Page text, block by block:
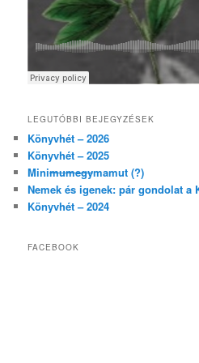
LEGUTÓBBI BEJEGYZÉSEK
Könyvhét – 2026
Könyvhét – 2025
Minimumegymamut (?)
Nemek és igenek: pár gondolat a
Könyvhét – 2024
FACEBOOK